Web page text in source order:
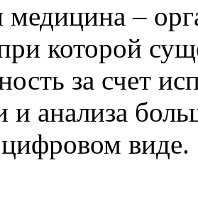
–
которой
за счет
и анализа
виде.